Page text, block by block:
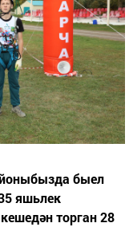
быел
яшьлек
торган 28